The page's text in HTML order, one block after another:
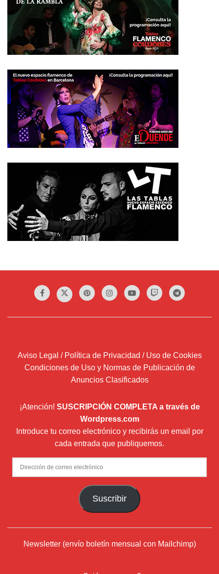
Aviso Legal / Política de Privacidad / Uso de Cookies
Condiciones de Uso y Normas de Publicación de
Anuncios Clasificados
¡Atención! SUSCRIPCIÓN COMPLETA a través de
Wordpress.com
Introduce tu correo electrónico y recibirás un email por
cada entrada que publiquemos.
Dirección
de
Suscribir
Newsletter (envío boletín mensual con Mailchimp)